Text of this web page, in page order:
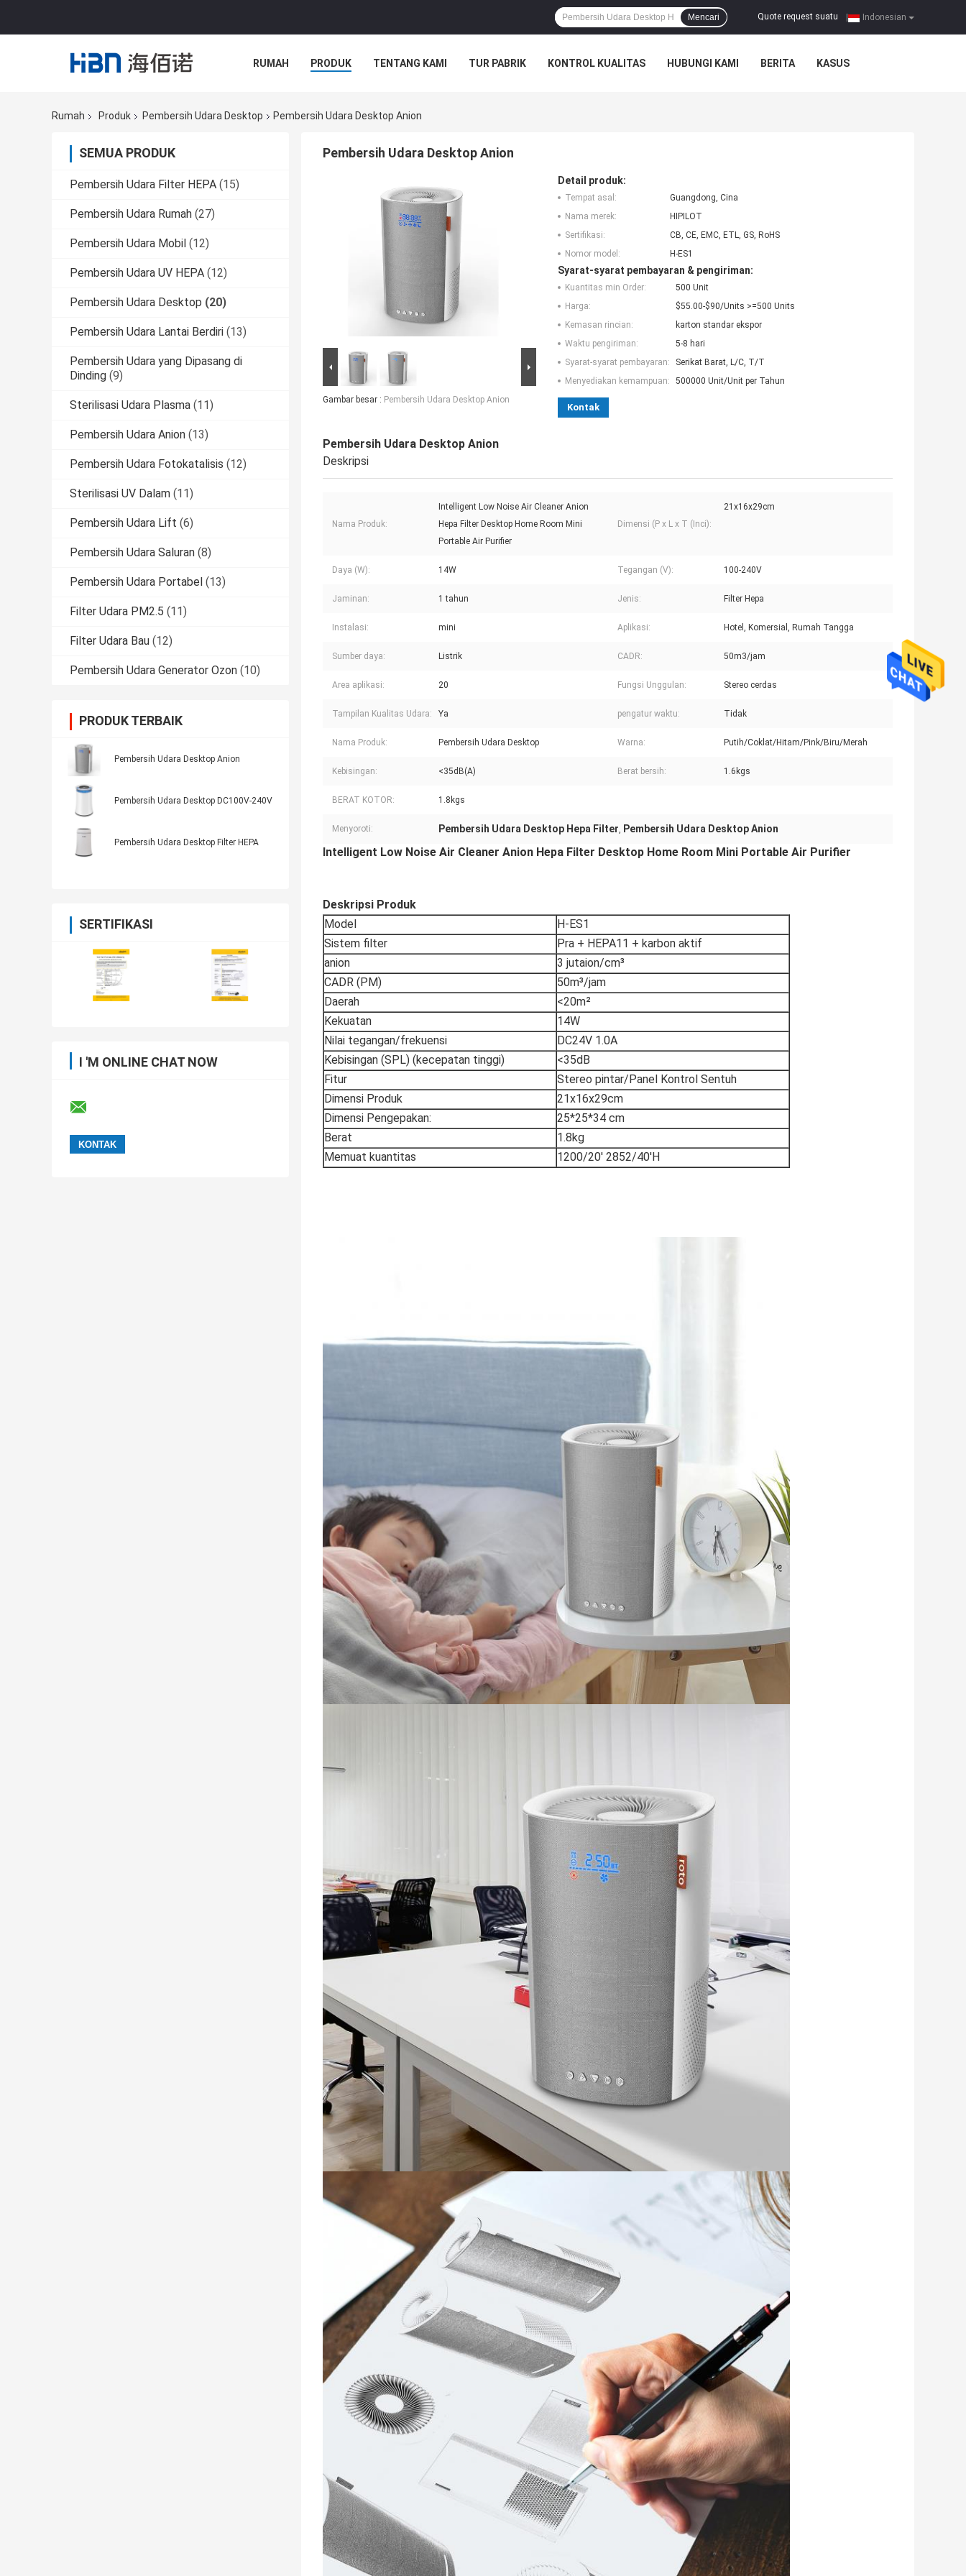
Indonesian
Quote request suatu
Mencari
RUMAH PRODUK TENTANG KAMI TUR PABRIK KONTROL KUALITAS HUBUNGI KAMI BERITA KASUS
Rumah Produk Pembersih Udara Desktop Pembersih Udara Desktop Anion
SEMUA PRODUK
Pembersih Udara Filter HEPA (15)
Pembersih Udara Rumah (27)
Pembersih Udara Mobil (12)
Pembersih Udara UV HEPA (12)
Pembersih Udara Desktop (20)
Pembersih Udara Lantai Berdiri (13)
Pembersih Udara yang Dipasang di
Dinding (9)
Sterilisasi Udara Plasma (11)
Pembersih Udara Anion (13)
Pembersih Udara Fotokatalisis (12)
Sterilisasi UV Dalam (11)
Pembersih Udara Lift (6)
Pembersih Udara Saluran (8)
Pembersih Udara Portabel (13)
Filter Udara PM2.5 (11)
Filter Udara Bau (12)
Pembersih Udara Generator Ozon (10)
PRODUK TERBAIK
Pembersih Udara Desktop Anion
Pembersih Udara Desktop DC100V-240V
Pembersih Udara Desktop Filter HEPA
SERTIFIKASI
I 'M ONLINE CHAT NOW
Pembersih Udara Desktop Anion
Gambar besar : Pembersih Udara Desktop Anion
Detail produk:
Tempat asal:
Guangdong, Cina
Nama merek:
HIPILOT
Sertifikasi:
CB, CE, EMC, ETL, GS, RoHS
Nomor model:
H-ES1
Syarat-syarat pembayaran & pengiriman:
Kuantitas min Order:
500 Unit
Harga:
$55.00-$90/Units >=500 Units
Kemasan rincian:
karton standar ekspor
Waktu pengiriman:
5-8 hari
Syarat-syarat pembayaran:
Serikat Barat, L/C, T/T
Menyediakan kemampuan:
500000 Unit/Unit per Tahun
Kontak
Pembersih Udara Desktop Anion
Deskripsi
Nama Produk:
Intelligent Low Noise Air Cleaner Anion
Hepa Filter Desktop Home Room Mini
Portable Air Purifier
Dimensi (P x L x T (Inci):
21x16x29cm
Daya (W): 14W Tegangan (V): 100-240V
Jaminan: 1 tahun Jenis: Filter Hepa
Instalasi: mini Aplikasi: Hotel, Komersial, Rumah Tangga
Sumber daya: Listrik CADR: 50m3/jam
Area aplikasi: 20 Fungsi Unggulan: Stereo cerdas
Tampilan Kualitas Udara: Ya pengatur waktu: Tidak
Nama Produk: Pembersih Udara Desktop Warna: Putih/Coklat/Hitam/Pink/Biru/Merah
Kebisingan: <35dB(A) Berat bersih: 1.6kgs
BERAT KOTOR: 1.8kgs
Menyoroti: Pembersih Udara Desktop Hepa Filter, Pembersih Udara Desktop Anion
Intelligent Low Noise Air Cleaner Anion Hepa Filter Desktop Home Room Mini Portable Air Purifier
Deskripsi Produk
Model
H-ES1
Sistem filter
Pra + HEPA11 + karbon aktif
anion
3 jutaion/cm³
CADR (PM)
50m³/jam
Daerah
<20m²
Kekuatan
14W
Nilai tegangan/frekuensi
DC24V 1.0A
Kebisingan (SPL) (kecepatan tinggi)
<35dB
Fitur
Stereo pintar/Panel Kontrol Sentuh
Dimensi Produk
21x16x29cm
Dimensi Pengepakan:
25*25*34 cm
Berat
1.8kg
Memuat kuantitas
1200/20' 2852/40'H